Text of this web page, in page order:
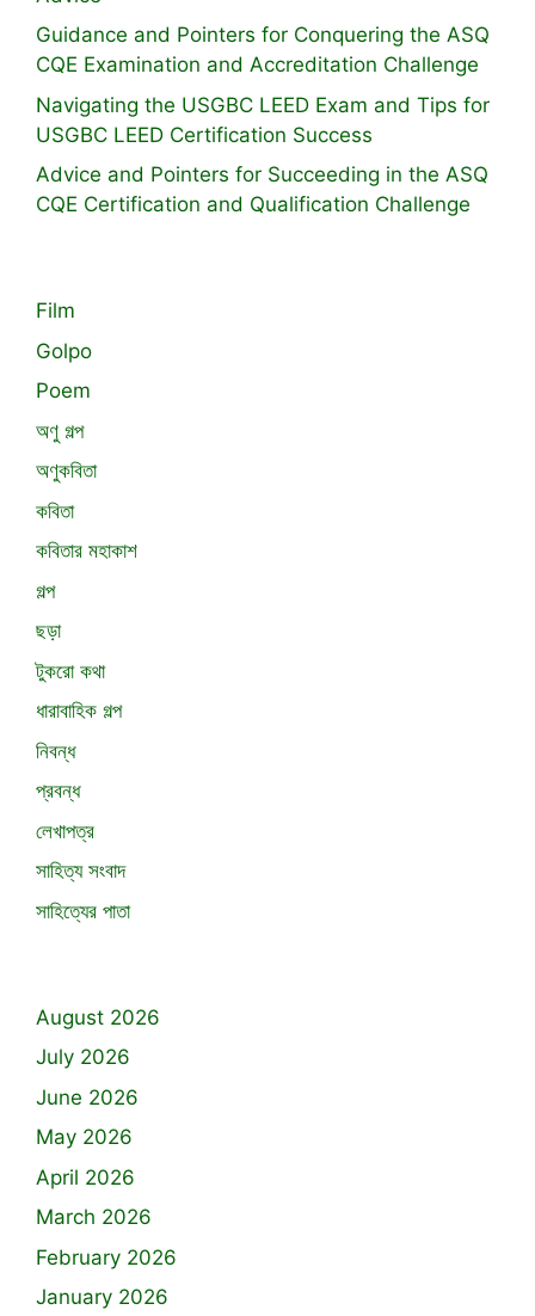
Guidance and Pointers for Conquering the ASQ
CQE Examination and Accreditation Challenge
Navigating the USGBC LEED Exam and Tips for
USGBC LEED Certification Success
Advice and Pointers for Succeeding in the ASQ
CQE Certification and Qualification Challenge
Film
Golpo
Poem
অণু গল্প
অণুকবিতা
কবিতা
কবিতার মহাকাশ
গল্প
ছড়া
টুকরো কথা
ধারাবাহিক গল্প
নিবন্ধ
প্রবন্ধ
লেখাপত্র
সাহিত্য সংবাদ
সাহিত্যের পাতা
August 2026
July 2026
June 2026
May 2026
April 2026
March 2026
February 2026
January 2026